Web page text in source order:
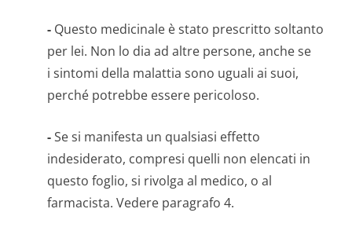
- Questo medicinale è stato prescritto soltanto
per lei. Non lo dia ad altre persone, anche se
i sintomi della malattia sono uguali ai suoi,
perché potrebbe essere pericoloso.
-Se si manifesta un qualsiasi effetto
indesiderato, compresi quelli non elencati in
questo foglio, si rivolga al medico, o al
farmacista. Vedere paragrafo 4.